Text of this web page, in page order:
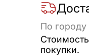
По городу
покупки.